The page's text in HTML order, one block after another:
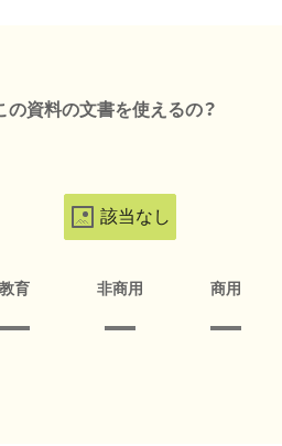
の資料の文書を使えるの？
該当なし
教育 非商用 商用